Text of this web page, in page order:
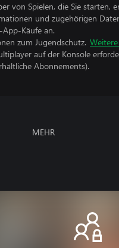
von Spielen, die Sie starten,
und zugehörigen
Käufe an.
zum Jugendschutz.
auf der Konsole
Abonnements).
MEHR